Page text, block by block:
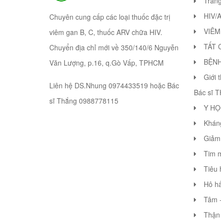
Chuyên cung cấp các loại thuốc đặc trị
viêm gan B, C, thuốc ARV chữa HIV.
Chuyển địa chỉ mới về 350/140/6 Nguyễn
Văn Lượng, p.16, q.Gò Vấp, TPHCM
Liên hệ DS.Nhung 0974433519 hoặc Bác
sĩ Thắng 0988778115
HIV/
TẤT
Giới
Bác sĩ
Y
Tim
Tiêu
Hô
Tâm